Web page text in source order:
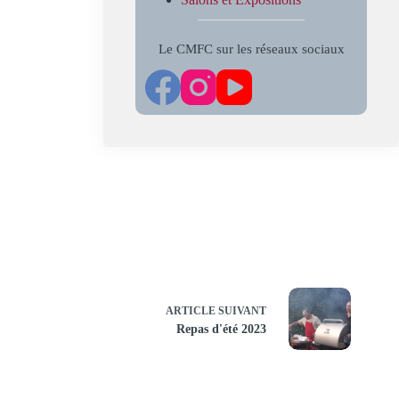
Le CMFC sur les réseaux sociaux
ARTICLE SUIVANT
Repas d'été 2023